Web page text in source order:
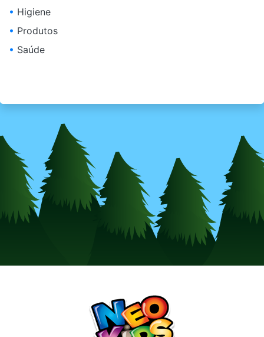
• Higiene
• Produtos
• Saúde